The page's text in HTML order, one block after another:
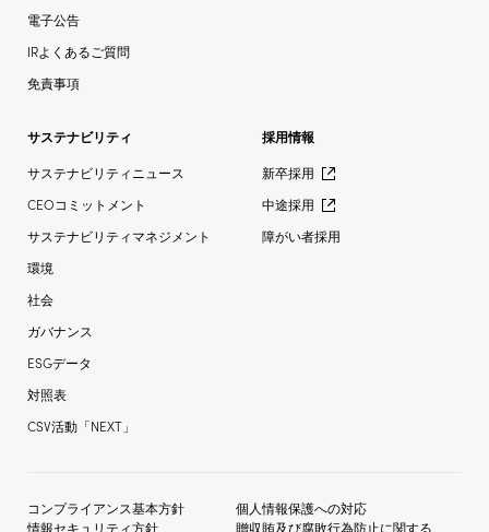
電子公告
IRよくあるご質問
免責事項
サステナビリティ
サステナビリティニュース
CEOコミットメント
サステナビリティマネジメント
環境
社会
ガバナンス
ESGデータ
対照表
CSV活動「NEXT」
採用情報
新卒採用
中途採用
障がい者採用
コンプライアンス基本方針
個人情報保護への対応
情報セキュリティ方針
贈収賄及び腐敗行為防止に関する